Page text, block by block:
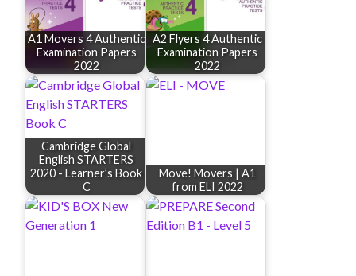
A1 Movers 4 Authentic
Examination Papers
2022
A2 Flyers 4 Authentic
Examination Papers
2022
Cambridge Global
English STARTERS
2020 - Learner’s Book
C
Move! Movers | A1
from ELI 2022